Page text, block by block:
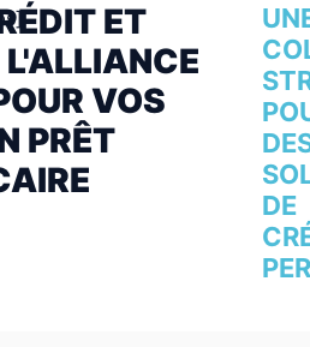
ET
VOS
PRÊT
DE